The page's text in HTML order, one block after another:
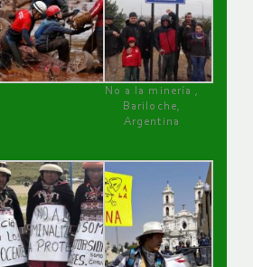
No a la minería ,
Bariloche,
Argentina